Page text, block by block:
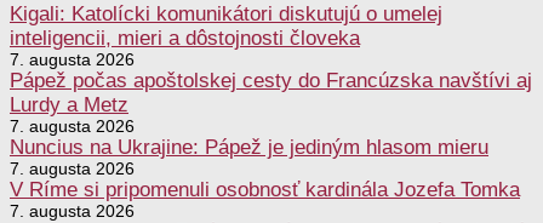
Kigali: Katolícki komunikátori diskutujú o umelej
inteligencii, mieri a dôstojnosti človeka
7. augusta 2026
Pápež počas apoštolskej cesty do Francúzska navštívi aj
Lurdy a Metz
7. augusta 2026
Nuncius na Ukrajine: Pápež je jediným hlasom mieru
7. augusta 2026
V Ríme si pripomenuli osobnosť kardinála Jozefa Tomka
7. augusta 2026